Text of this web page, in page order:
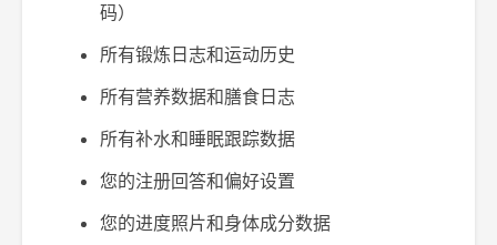
码）
所有锻炼日志和运动历史
所有营养数据和膳食日志
所有补水和睡眠跟踪数据
您的注册回答和偏好设置
您的进度照片和身体成分数据